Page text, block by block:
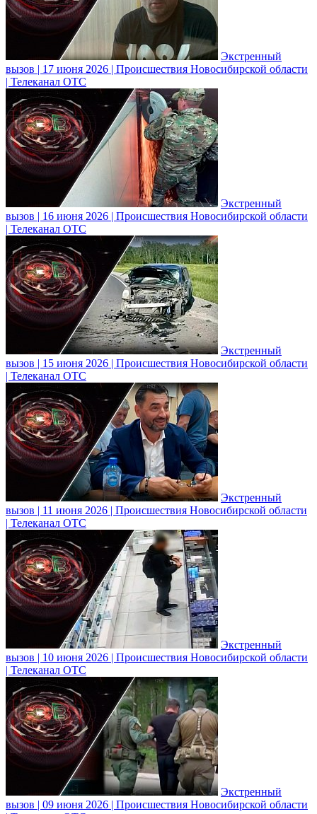
Экстренный
вызов | 17 июня 2026 | Происшествия Новосибирской области
| Телеканал ОТС
Экстренный
вызов | 16 июня 2026 | Происшествия Новосибирской области
| Телеканал ОТС
Экстренный
вызов | 15 июня 2026 | Происшествия Новосибирской области
| Телеканал ОТС
Экстренный
вызов | 11 июня 2026 | Происшествия Новосибирской области
| Телеканал ОТС
Экстренный
вызов | 10 июня 2026 | Происшествия Новосибирской области
| Телеканал ОТС
Экстренный
вызов | 09 июня 2026 | Происшествия Новосибирской области